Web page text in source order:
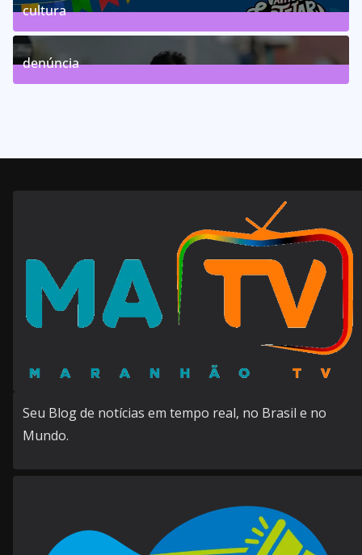
cultura
63Posts
denúncia
Seu Blog de notícias em tempo real, no Brasil e no
Mundo.